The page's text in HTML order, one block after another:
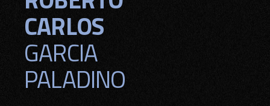
CARLOS
GARCIA
PALADINO
CARLOS
GARCIA
PALADINO